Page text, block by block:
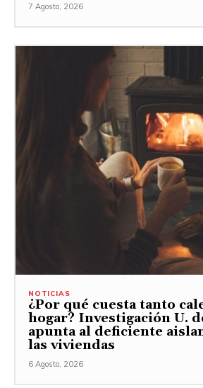
7 Agosto, 2026
NOTICIAS
¿Por qué cuesta tanto
hogar? Investigación U.
apunta al deficiente
las viviendas
6 Agosto, 2026